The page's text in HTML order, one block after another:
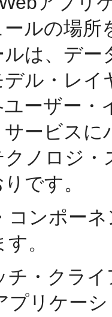
ルの場
は、デ
ル・レ
ーザー
ービス
クノロジ
です。
コンポー
。
チ・クラ
プリケー